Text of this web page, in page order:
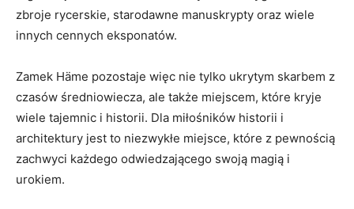
zbroje ‍rycerskie, starodawne​ manuskrypty oraz wiele
innych ​cennych eksponatów.
⁢Zamek Häme pozostaje więc⁤ nie tylko ⁢ukrytym ⁤skarbem z
czasów średniowiecza, ale także miejscem, które kryje
wiele tajemnic‍ i historii. Dla miłośników historii i
architektury⁣ jest to niezwykłe​ miejsce, które z pewnością
zachwyci każdego odwiedzającego swoją magią i
urokiem.